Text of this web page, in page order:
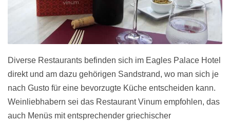
Diverse Restaurants befinden sich im Eagles Palace Hotel
direkt und am dazu gehörigen Sandstrand, wo man sich je
nach Gusto für eine bevorzugte Küche entscheiden kann.
Weinliebhabern sei das Restaurant Vinum empfohlen, das
auch Menüs mit entsprechender griechischer